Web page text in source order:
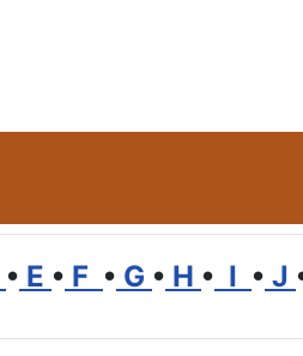
• E • F • G • H • I • J